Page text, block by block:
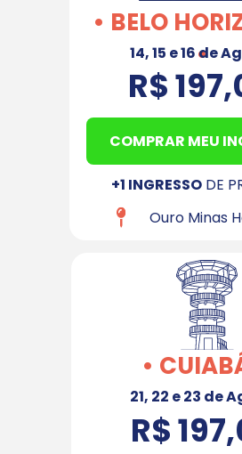
• BELO
•
•
14, 15 e 16 de
21, 22 e 23 de
R$
R$
COMPRAR MEU
+1 INGRESSO DE
Ouro Minas